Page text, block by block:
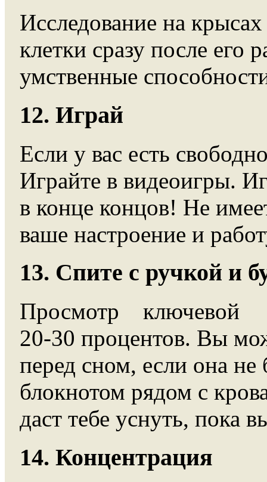
Исследование на
клетки сразу после его
умственные
12. Играй
Если у вас есть
Играйте в видеоигры.
в конце концов! Не
ваше настроение и
13. Спите с ручкой и
Просмотр
20-30 процентов. Вы
перед сном, если она не
блокнотом рядом с
даст тебе уснуть, пока
14. Концентрация